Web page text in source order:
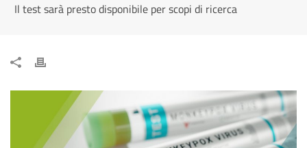
Il test sarà presto disponibile per scopi di ricerca